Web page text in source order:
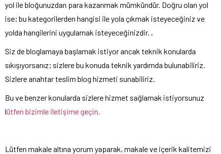
yol ile bloğunuzdan para kazanmak mümkündür. Doğru olan yol
ise; bu kategorilerden hangisi ile yola çıkmak isteyeceğiniz ve
yolda hangilerini uygulamak isteyeceğinizdir. ,
Siz de bloglamaya başlamak istiyor ancak teknik konularda
sıkışıyorsanız; sizlere bu konuda teknik yardımda bulunabiliriz.
Sizlere anahtar teslim blog hizmeti sunabiliriz.
Bu ve benzer konularda sizlere hizmet sağlamak istiyorsunuz
lütfen bizimle iletişime geçin.
Lütfen makale altına yorum yaparak, makale ve içerik kalitemizi